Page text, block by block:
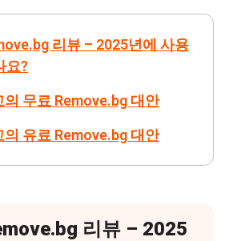
리뷰 – 2025년에 사용
요?
의 무료 Remove.bg 대안
의 유료 Remove.bg 대안
리뷰 – 2025